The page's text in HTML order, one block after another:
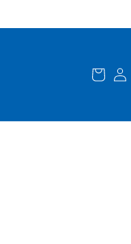
الدخولالتسوق